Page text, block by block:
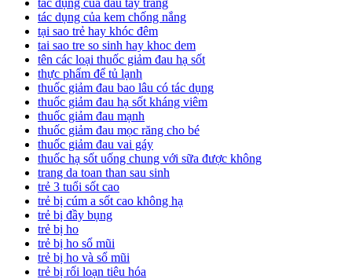
tác dụng của dầu tẩy trang
tác dụng của kem chống nắng
tại sao trẻ hay khóc đêm
tai sao tre so sinh hay khoc dem
tên các loại thuốc giảm đau hạ sốt
thực phẩm để tủ lạnh
thuốc giảm đau bao lâu có tác dụng
thuốc giảm đau hạ sốt kháng viêm
thuốc giảm đau mạnh
thuốc giảm đau mọc răng cho bé
thuốc giảm đau vai gáy
thuốc hạ sốt uống chung với sữa được không
trang da toan than sau sinh
trẻ 3 tuổi sốt cao
trẻ bị cúm a sốt cao không hạ
trẻ bị đầy bụng
trẻ bị ho
trẻ bị ho sổ mũi
trẻ bị ho và sổ mũi
trẻ bị rối loạn tiêu hóa